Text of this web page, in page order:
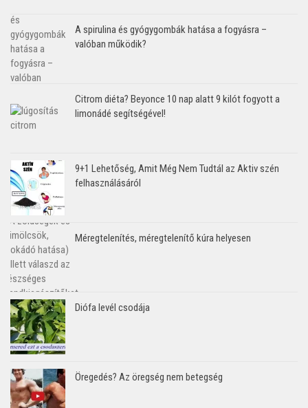
A spirulina és gyógygombák hatása a fogyásra –
valóban működik?
Citrom diéta? Beyonce 10 nap alatt 9 kilót fogyott a
limonádé segítségével!
9+1 Lehetőség, Amit Még Nem Tudtál az Aktiv szén
felhasználásáról
Méregtelenítés, méregtelenítő kúra helyesen
Diófa levél csodája
Öregedés? Az öregség nem betegség